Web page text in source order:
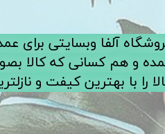
آلفا وبسایتی برای
و هم کسانی که کالا
را با بهترین کیفت و